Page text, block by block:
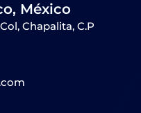
México
Chapalita, C.P